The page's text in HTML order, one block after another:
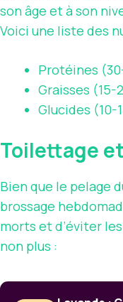
son âge et à son
Voici une liste des
Protéines
Graisses (15-
Glucides (10-
Toilettage
Bien que le pelage
brossage
morts et d’éviter
non plus :